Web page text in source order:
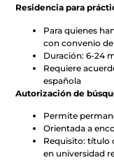
Residencia para
Para quienes
con convenio
Duración: 6-24
Requiere
española
Autorización de
Permite
Orientada a
Requisito: título
en universidad